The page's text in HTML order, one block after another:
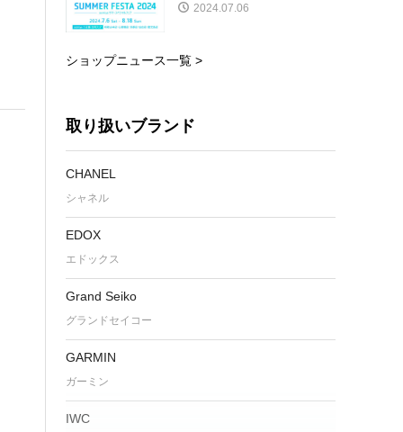
2024.07.06
ショップニュース一覧 >
取り扱いブランド
CHANEL
シャネル
EDOX
エドックス
Grand Seiko
グランドセイコー
GARMIN
ガーミン
IWC